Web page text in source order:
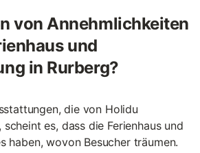
von Annehmlichkeiten
und
in Rurberg?
die von Holidu
es, dass die Ferienhaus und
haben, wovon Besucher träumen.